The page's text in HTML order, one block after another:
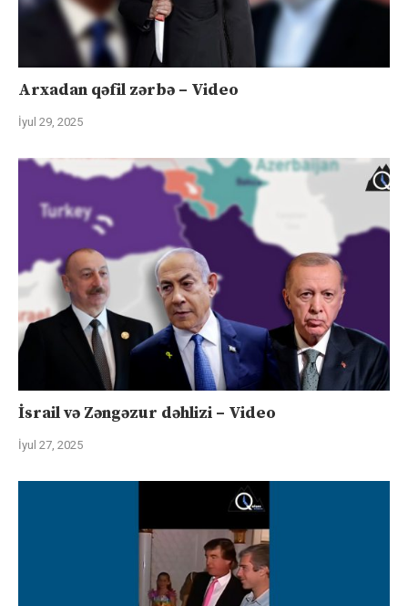
Arxadan qəfil zərbə – Video
İyul 29, 2025
İsrail və Zəngəzur dəhlizi – Video
İyul 27, 2025